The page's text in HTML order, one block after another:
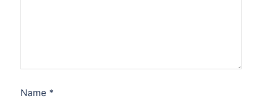
Name *